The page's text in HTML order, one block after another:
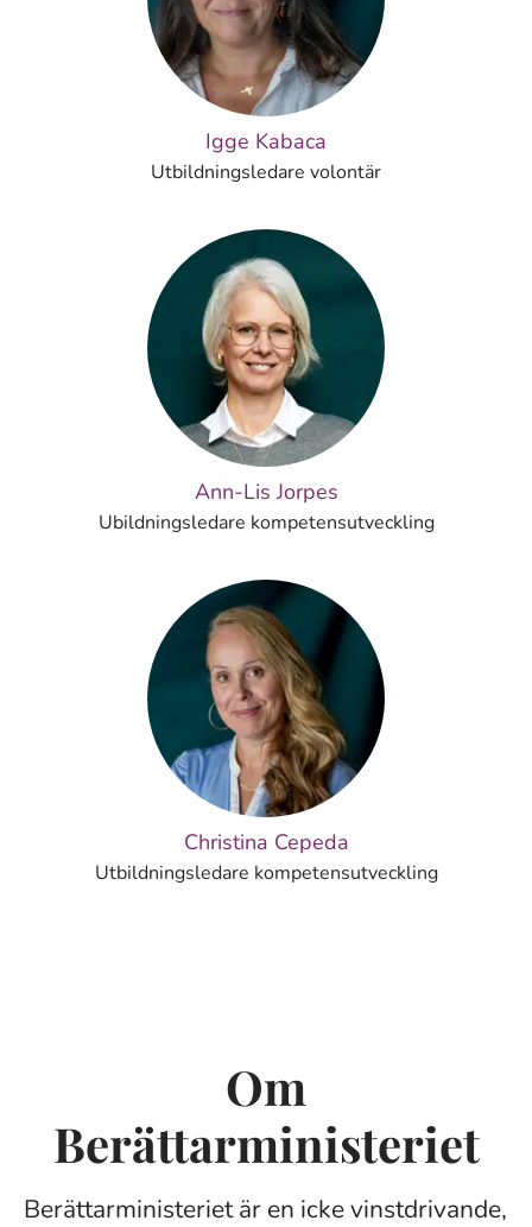
Igge Kabaca
Utbildningsledare volontär
Ann-Lis Jorpes
Ubildningsledare kompetensutveckling
Christina Cepeda
Utbildningsledare kompetensutveckling
Om
Berättarministeriet
Berättarministeriet är en icke vinstdrivande,